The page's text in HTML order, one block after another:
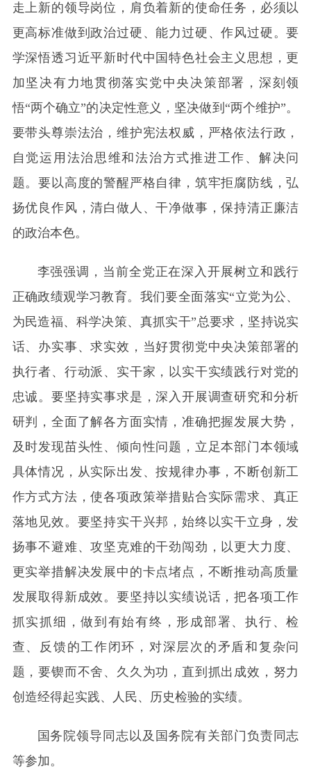
走上新的领导岗位，肩负着新的使命任务，必须以
更高标准做到政治过硬、能力过硬、作风过硬。要
学深悟透习近平新时代中国特色社会主义思想，更
加坚决有力地贯彻落实党中央决策部署，深刻领
悟“两个确立”的决定性意义，坚决做到“两个维护”。
要带头尊崇法治，维护宪法权威，严格依法行政，
自觉运用法治思维和法治方式推进工作、解决问
题。要以高度的警醒严格自律，筑牢拒腐防线，弘
扬优良作风，清白做人、干净做事，保持清正廉洁
的政治本色。
李强强调，当前全党正在深入开展树立和践行
正确政绩观学习教育。我们要全面落实“立党为公、
为民造福、科学决策、真抓实干”总要求，坚持说实
话、办实事、求实效，当好贯彻党中央决策部署的
执行者、行动派、实干家，以实干实绩践行对党的
忠诚。要坚持实事求是，深入开展调查研究和分析
研判，全面了解各方面实情，准确把握发展大势，
及时发现苗头性、倾向性问题，立足本部门本领域
具体情况，从实际出发、按规律办事，不断创新工
作方式方法，使各项政策举措贴合实际需求、真正
落地见效。要坚持实干兴邦，始终以实干立身，发
扬事不避难、攻坚克难的干劲闯劲，以更大力度、
更实举措解决发展中的卡点堵点，不断推动高质量
发展取得新成效。要坚持以实绩说话，把各项工作
抓实抓细，做到有始有终，形成部署、执行、检
查、反馈的工作闭环，对深层次的矛盾和复杂问
题，要锲而不舍、久久为功，直到抓出成效，努力
创造经得起实践、人民、历史检验的实绩。
国务院领导同志以及国务院有关部门负责同志
等参加。